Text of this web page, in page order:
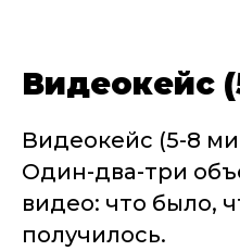
Видеокейс
Видеокейс (5-8
Один-два-три
видео: что было,
получилось.